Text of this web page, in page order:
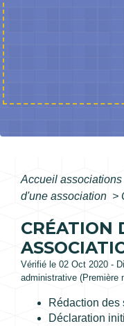
Accueil associations
d'une association >
CRÉATION
Vérifié le 02 Oct 2020 -
administrative (Première
Rédaction des
Déclaration